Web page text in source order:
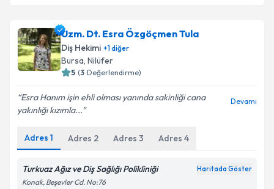
Uzm. Dt. Ayşe Karademir Göçeroğluiçin randevu
takvimi talebi oluşturun. Size bu uzmandan randevu
almanız için bir takvim hazırlandığında e-posta ile
bilgilendireceğiz.
E-posta Adresiniz
Kişisel verilerimin işlenmesine ilişkinAydınlatma
Metni'ni okudum ve kişisel verilerimin belirtilen
kapsamda işlenmesini kabul ediyorum.
Uzm. Dt. Esra Özgöçmen Tula
Diş Hekimi +1diğer
Bursa, Nilüfer
5 (3 Değerlendirme)
Esra Hanım işin ehli olması yanında sakinliği cana
yakınlığı kızımla...
Devamı
Adres 1 Adres 2 Adres 3 Adres 4
Turkuaz Ağız ve Diş Sağlığı Polikliniği Haritada Göster
Konak, Beşevler Cd. No:76